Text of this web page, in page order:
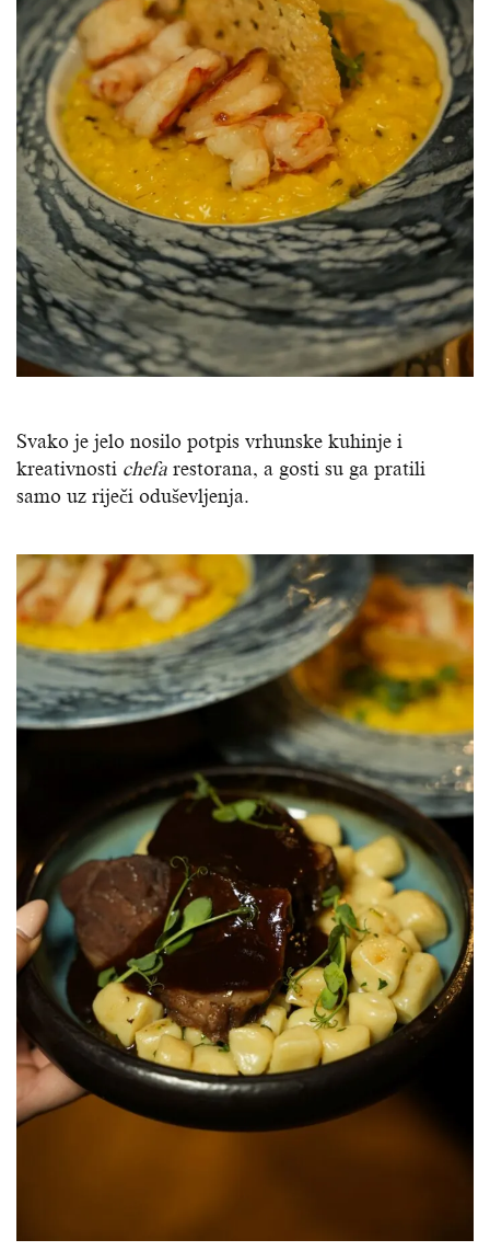
Svako je jelo nosilo potpis vrhunske kuhinje i
kreativnosti chefa restorana, a gosti su ga pratili
samo uz riječi oduševljenja.